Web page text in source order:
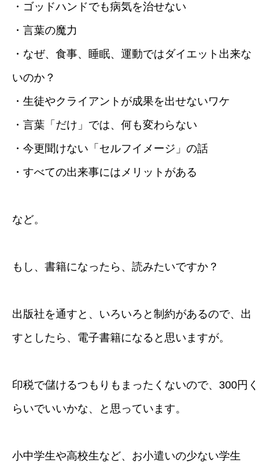
・ゴッドハンドでも病気を治せない
・言葉の魔力
・なぜ、食事、睡眠、運動ではダイエット出来な
いのか？
・生徒やクライアントが成果を出せないワケ
・言葉「だけ」では、何も変わらない
・今更聞けない「セルフイメージ」の話
・すべての出来事にはメリットがある
など。
もし、書籍になったら、読みたいですか？
出版社を通すと、いろいろと制約があるので、出
すとしたら、電子書籍になると思いますが。
印税で儲けるつもりもまったくないので、300円く
らいでいいかな、と思っています。
小中学生や高校生など、お小遣いの少ない学生